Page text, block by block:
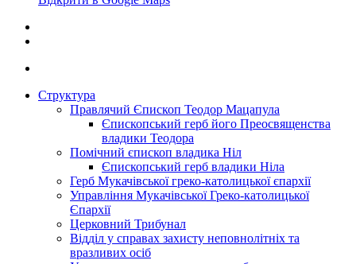
Структура
Правлячий Єпископ Теодор Мацапула
Єпископський герб його Преосвященства
владики Теодора
Помічний єпископ владика Ніл
Єпископський герб владики Ніла
Герб Мукачівської греко-католицької єпархії
Управління Мукачівської Греко-католицької
Єпархії
Церковний Трибунал
Відділ у справах захисту неповнолітніх та
вразливих осіб